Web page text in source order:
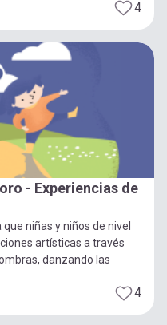
4
- Experiencias de
niñas y niños de nivel
artísticas a través
danzando las
4